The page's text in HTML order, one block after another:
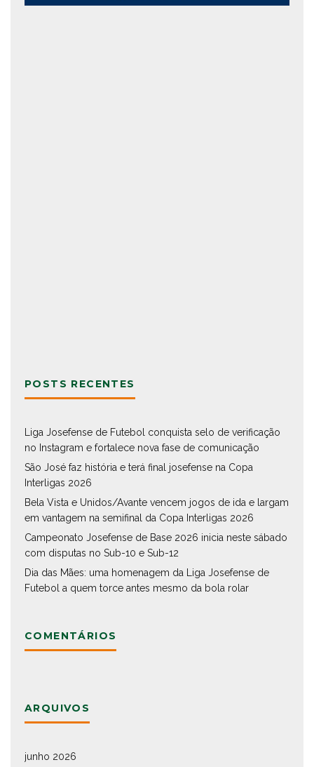
POSTS RECENTES
Liga Josefense de Futebol conquista selo de verificação
no Instagram e fortalece nova fase de comunicação
São José faz história e terá final josefense na Copa
Interligas 2026
Bela Vista e Unidos/Avante vencem jogos de ida e largam
em vantagem na semifinal da Copa Interligas 2026
Campeonato Josefense de Base 2026 inicia neste sábado
com disputas no Sub-10 e Sub-12
Dia das Mães: uma homenagem da Liga Josefense de
Futebol a quem torce antes mesmo da bola rolar
COMENTÁRIOS
ARQUIVOS
junho 2026